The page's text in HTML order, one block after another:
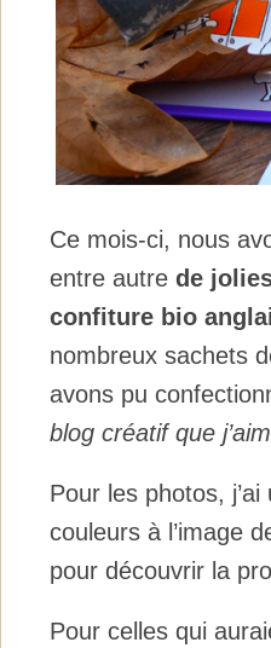
Ce mois-ci, nous
entre autre de
confiture bio
nombreux sachets
avons pu
blog créatif que
Pour les photos,
couleurs à l’image
pour découvrir la
Pour celles qui